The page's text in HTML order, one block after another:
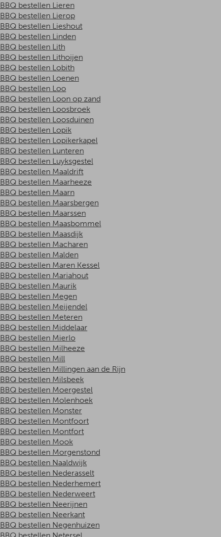
BBQ bestellen Lieren
BBQ bestellen Lierop
BBQ bestellen Lieshout
BBQ bestellen Linden
BBQ bestellen Lith
BBQ bestellen Lithoijen
BBQ bestellen Lobith
BBQ bestellen Loenen
BBQ bestellen Loo
BBQ bestellen Loon op zand
BBQ bestellen Loosbroek
BBQ bestellen Loosduinen
BBQ bestellen Lopik
BBQ bestellen Lopikerkapel
BBQ bestellen Lunteren
BBQ bestellen Luyksgestel
BBQ bestellen Maaldrift
BBQ bestellen Maarheeze
BBQ bestellen Maarn
BBQ bestellen Maarsbergen
BBQ bestellen Maarssen
BBQ bestellen Maasbommel
BBQ bestellen Maasdijk
BBQ bestellen Macharen
BBQ bestellen Malden
BBQ bestellen Maren Kessel
BBQ bestellen Mariahout
BBQ bestellen Maurik
BBQ bestellen Megen
BBQ bestellen Meijendel
BBQ bestellen Meteren
BBQ bestellen Middelaar
BBQ bestellen Mierlo
BBQ bestellen Milheeze
BBQ bestellen Mill
BBQ bestellen Millingen aan de Rijn
BBQ bestellen Milsbeek
BBQ bestellen Moergestel
BBQ bestellen Molenhoek
BBQ bestellen Monster
BBQ bestellen Montfoort
BBQ bestellen Montfort
BBQ bestellen Mook
BBQ bestellen Morgenstond
BBQ bestellen Naaldwijk
BBQ bestellen Nederasselt
BBQ bestellen Nederhemert
BBQ bestellen Nederweert
BBQ bestellen Neerijnen
BBQ bestellen Neerkant
BBQ bestellen Negenhuizen